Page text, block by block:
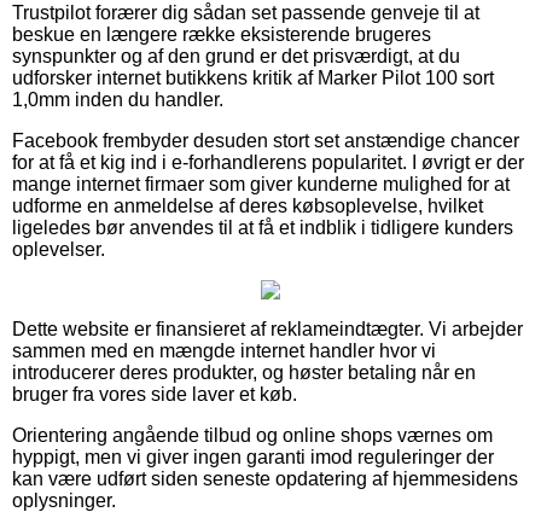
Trustpilot forærer dig sådan set passende genveje til at
beskue en længere række eksisterende brugeres
synspunkter og af den grund er det prisværdigt, at du
udforsker internet butikkens kritik af Marker Pilot 100 sort
1,0mm inden du handler.
Facebook frembyder desuden stort set anstændige chancer
for at få et kig ind i e-forhandlerens popularitet. I øvrigt er der
mange internet firmaer som giver kunderne mulighed for at
udforme en anmeldelse af deres købsoplevelse, hvilket
ligeledes bør anvendes til at få et indblik i tidligere kunders
oplevelser.
Dette website er finansieret af reklameindtægter. Vi arbejder
sammen med en mængde internet handler hvor vi
introducerer deres produkter, og høster betaling når en
bruger fra vores side laver et køb.
Orientering angående tilbud og online shops værnes om
hyppigt, men vi giver ingen garanti imod reguleringer der
kan være udført siden seneste opdatering af hjemmesidens
oplysninger.